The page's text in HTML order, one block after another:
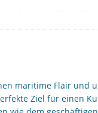
maritime Flair und
Ziel für einen